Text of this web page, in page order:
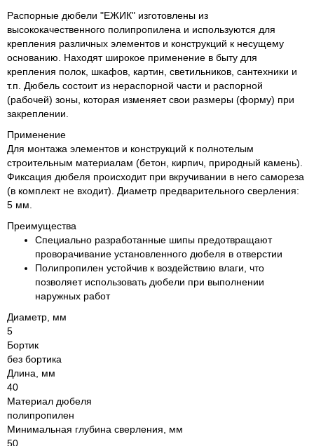
Распорные дюбели "ЕЖИК" изготовлены из
высококачественного полипропилена и используются для
крепления различных элементов и конструкций к несущему
основанию. Находят широкое применение в быту для
крепления полок, шкафов, картин, светильников, сантехники и
т.п. Дюбель состоит из нераспорной части и распорной
(рабочей) зоны, которая изменяет свои размеры (форму) при
закреплении.
Применение
Для монтажа элементов и конструкций к полнотелым
строительным материалам (бетон, кирпич, природный камень).
Фиксация дюбеля происходит при вкручивании в него самореза
(в комплект не входит). Диаметр предварительного сверления:
5 мм.
Преимущества
Специально разработанные шипы предотвращают
проворачивание установленного дюбеля в отверстии
Полипропилен устойчив к воздействию влаги, что
позволяет использовать дюбели при выполнении
наружных работ
Диаметр, мм
5
Бортик
без бортика
Длина, мм
40
Материал дюбеля
полипропилен
Минимальная глубина сверления, мм
50